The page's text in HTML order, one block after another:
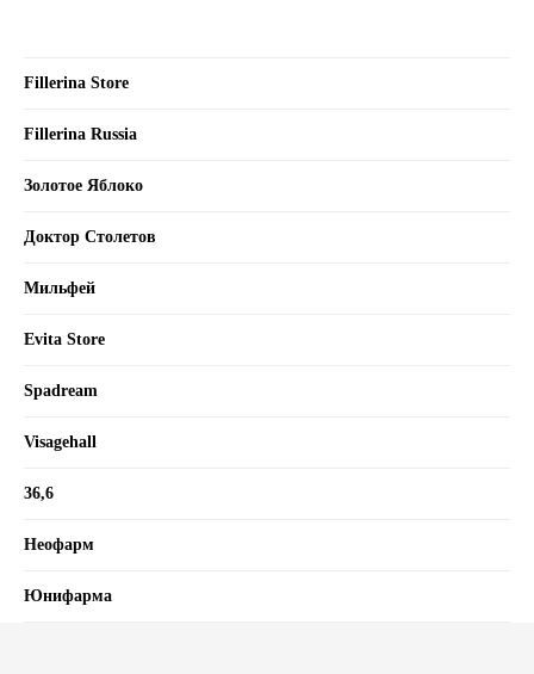
Fillerina Store
Fillerina Russia
Золотое Яблоко
Доктор Столетов
Мильфей
Evita Store
Spadream
Visagehall
36,6
Неофарм
Юнифарма